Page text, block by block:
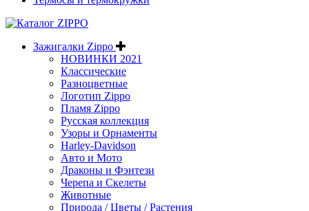
Зажигалки Zippo
НОВИНКИ 2021
Классические
Разноцветные
Логотип Zippo
Пламя Zippo
Русская коллекция
Узоры и Орнаменты
Harley-Davidson
Авто и Мото
Драконы и Фэнтези
Черепа и Скелеты
Животные
Природа / Цветы / Растения